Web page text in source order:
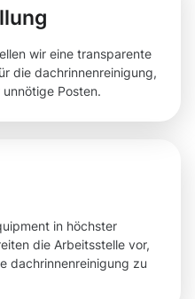
wir eine transparente
die dachrinnenreinigung,
Posten.
in höchster
die Arbeitsstelle vor,
dachrinnenreinigung zu